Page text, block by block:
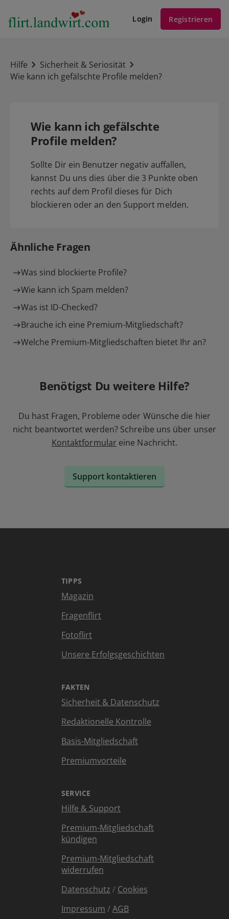
Login Registrieren
Hilfe
Sicherheit & Seriosität
Wie kann ich gefälschte Profile melden?
Wie kann ich gefälschte
Profile melden?
Sollte Dir ein Benutzer negativ auffallen,
kannst Du uns dies über die 3 Punkte oben
rechts auf dem Profil dieses für Dich
blockieren oder an den Support melden.
Ähnliche Fragen
Was sind blockierte Profile?
Wie kann ich Spam melden?
Was ist ID-Checked?
Brauche ich eine Premium-Mitgliedschaft?
Welche Premium-Mitgliedschaften bietet Ihr an?
Benötigst Du weitere Hilfe?
Du hast Fragen, Probleme oder Wünsche die hier
nicht beantwortet werden? Schreibe uns über unser
Kontaktformular eine Nachricht.
Support kontaktieren
TIPPS
Magazin
Fragenflirt
Fotoflirt
Unsere Erfolgsgeschichten
FAKTEN
Sicherheit & Datenschutz
Redaktionelle Kontrolle
Basis-Mitgliedschaft
Premiumvorteile
SERVICE
Hilfe & Support
Premium-Mitgliedschaft
kündigen
Premium-Mitgliedschaft
widerrufen
Datenschutz / Cookies
Impressum /AGB